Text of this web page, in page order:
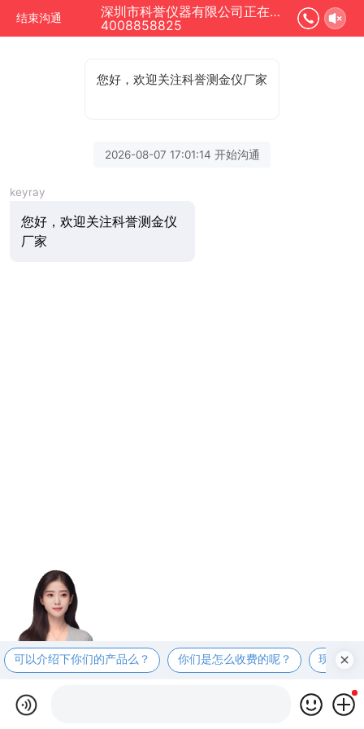
结束沟通
深圳市科誉仪器有限公司正在为您服务
4008858825
您好，欢迎关注科誉测金仪厂家
2026-08-07 17:01:14 开始沟通
keyray
您好，欢迎关注科誉测金仪
厂家
可以介绍下你们的产品么？ 你们是怎么收费的呢？ 现在有